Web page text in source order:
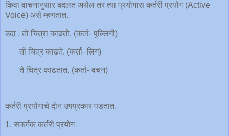
किवा वाचनानुसार बदलत असेल तर त्या प्रयोगास कर्तरी प्रयोग (Active
Voice) असे म्हणतात.
उदा . तो चित्रा काढतो. (कर्ता- पुल्लिंगी)
ती चित्र काढते. (कर्ता- लिंग)
ते चित्र काढतात. (कर्ता- वचन)
कर्तरी प्रयोगाचे दोन उपप्रकार पडतात.
1. सकर्मक कर्तरी प्रयोग